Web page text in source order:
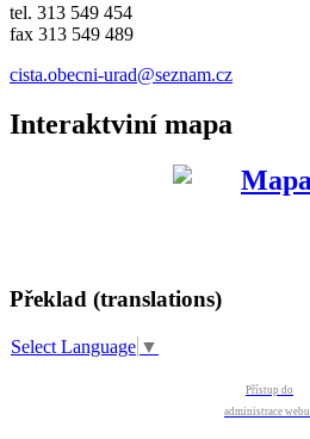
tel. 313 549 454
fax 313 549 489
cista.obecni-urad@seznam.cz
Interaktviní mapa
Překlad (translations)
Select Language ▼
Přístup do
administrace webu